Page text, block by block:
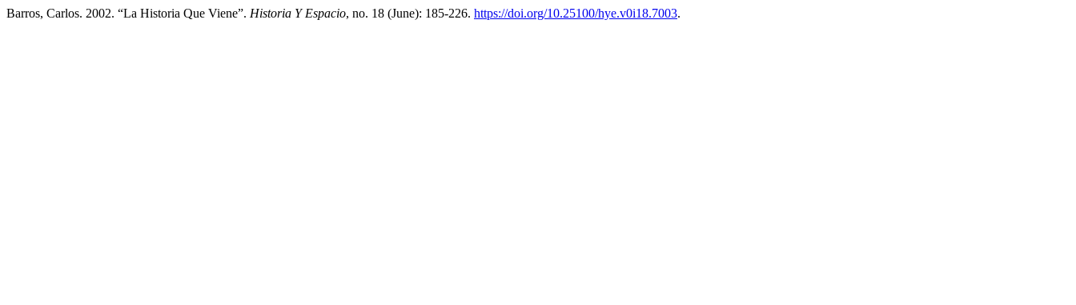
Barros, Carlos. 2002. “La Historia Que Viene”. Historia Y Espacio, no. 18 (June): 185-226. https://doi.org/10.25100/hye.v0i18.7003.